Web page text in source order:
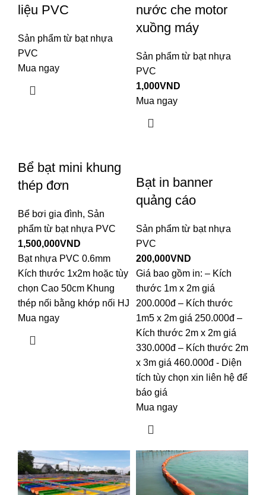
liệu PVC
Sản phẩm từ bạt nhựa
PVC
Mua ngay
nước che motor
xuồng máy
Sản phẩm từ bạt nhựa
PVC
1,000VND
Mua ngay
Bể bạt mini khung
thép đơn
Bể bơi gia đình, Sản
phẩm từ bạt nhựa PVC
1,500,000VND
Bạt nhựa PVC 0.6mm
Kích thước 1x2m hoặc tùy
chọn Cao 50cm Khung
thép nối bằng khớp nối HJ
Mua ngay
Bạt in banner
quảng cáo
Sản phẩm từ bạt nhựa
PVC
200,000VND
Giá bao gồm in: – Kích
thước 1m x 2m giá
200.000đ – Kích thước
1m5 x 2m giá 250.000đ –
Kích thước 2m x 2m giá
330.000đ – Kích thước 2m
x 3m giá 460.000đ - Diện
tích tùy chọn xin liên hệ để
báo giá
Mua ngay